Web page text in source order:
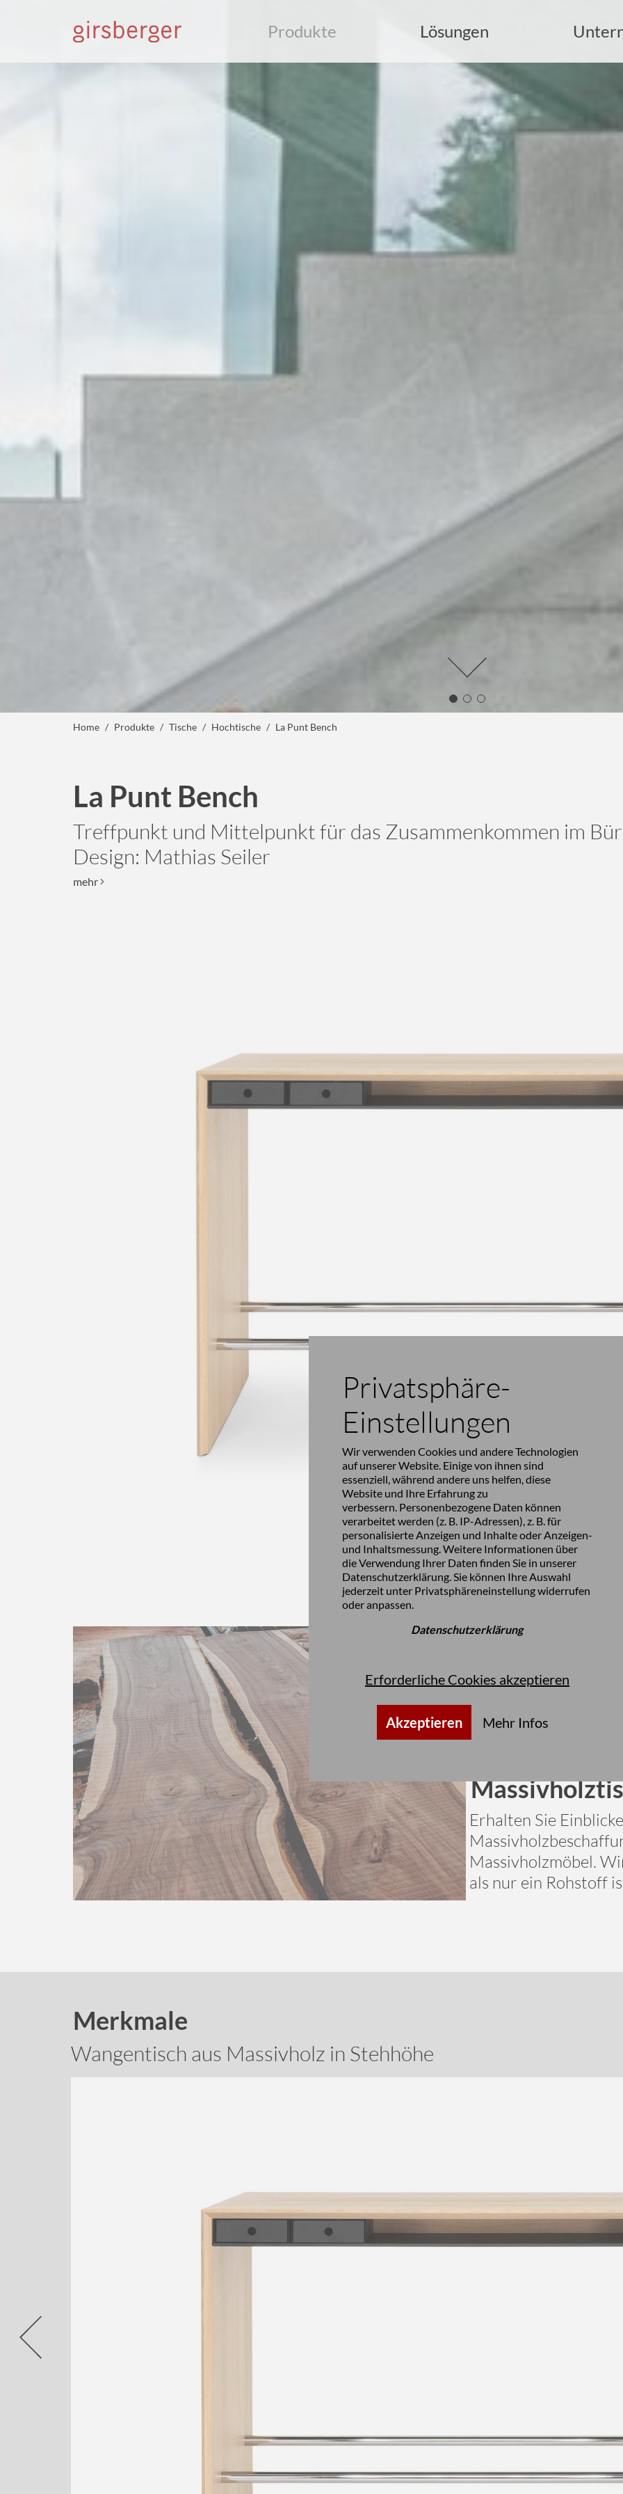
Privatsphäre-
Einstellungen
Wir verwenden Cookies und andere Technologien
auf unserer Website. Einige von ihnen sind
essenziell, während andere uns helfen, diese
Website und Ihre Erfahrung zu
verbessern. Personenbezogene Daten können
verarbeitet werden (z. B. IP-Adressen), z. B. für
personalisierte Anzeigen und Inhalte oder Anzeigen-
und Inhaltsmessung. Weitere Informationen über
die Verwendung Ihrer Daten finden Sie in unserer
Datenschutzerklärung. Sie können Ihre Auswahl
jederzeit unter Privatsphäreneinstellungwiderrufen
oder anpassen.
Datenschutzerklärung
Erforderliche Cookies akzeptieren
Akzeptieren Mehr Infos
Produkte Lösungen
Home Produkte Tische Hochtische La Punt Bench
La Punt Bench
Treffpunkt und Mittelpunkt für das Zusammenkommen im
Design: Mathias Seiler
mehr
Erhalten Sie
Massivholzmöbel.
als nur ein Rohstoff
Merkmale
Wangentisch aus Massivholz in Stehhöhe